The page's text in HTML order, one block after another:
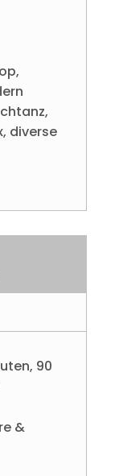
diverse
90
&